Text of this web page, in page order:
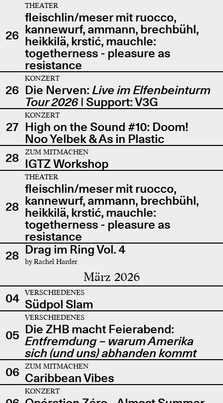
26
THEATER
fleischlin/meser mit ruocco,
kannewurf, ammann, brechbühl,
heikkilä, krstić, mauchle:
togetherness - pleasure as
resistance
26
KONZERT
Die Nerven: Live im Elfenbeinturm
Tour 2026| Support: V3G
27
KONZERT
High on the Sound #10: Doom!
Noo Yelbek & As in Plastic
28
ZUM MITMACHEN
IGTZ Workshop
28
THEATER
fleischlin/meser mit ruocco,
kannewurf, ammann, brechbühl,
heikkilä, krstić, mauchle:
togetherness - pleasure as
resistance
28 Drag im Ring Vol. 4
by Rachel Harder
März 2026
04 VERSCHIEDENES
Südpol Slam
05
VERSCHIEDENES
Die ZHB macht Feierabend:
Entfremdung – warum Amerika
sich (und uns) abhanden kommt
06
ZUM MITMACHEN
Caribbean Vibes
KONZERT